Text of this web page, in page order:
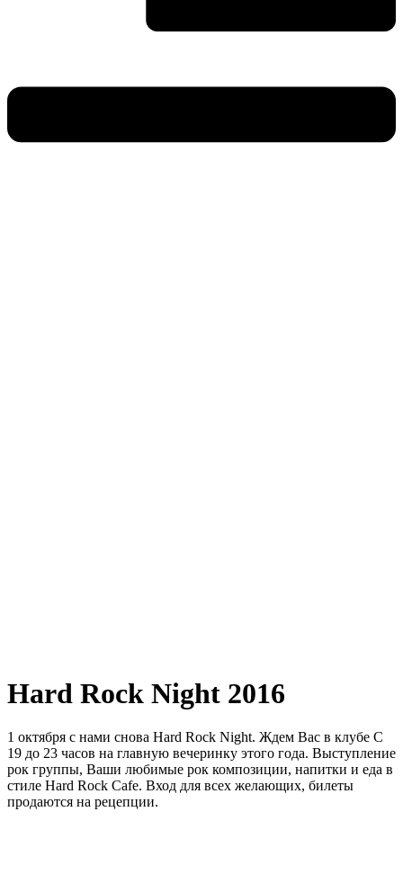
Hard Rock Night 2016
1 октября с нами снова Hard Rock Night. Ждем Вас в клубе С
19 до 23 часов на главную вечеринку этого года. Выступление
рок группы, Ваши любимые рок композиции, напитки и еда в
стиле Hard Rock Cafe. Вход для всех желающих, билеты
продаются на рецепции.